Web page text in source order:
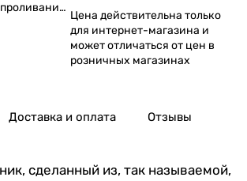
Цена действительна только
для интернет-магазина и
может отличаться от цен в
розничных магазинах
Доставка и оплата Отзывы
сделанный из, так называемой,